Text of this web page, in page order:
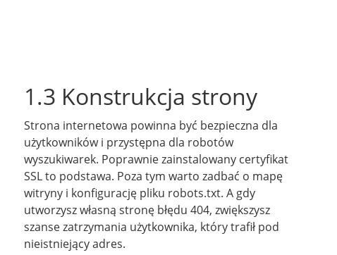
1.3 Konstrukcja strony
Strona internetowa powinna być bezpieczna dla
użytkowników i przystępna dla robotów
wyszukiwarek. Poprawnie zainstalowany certyfikat
SSL to podstawa. Poza tym warto zadbać o mapę
witryny i konfigurację pliku robots.txt. A gdy
utworzysz własną stronę błędu 404, zwiększysz
szanse zatrzymania użytkownika, który trafił pod
nieistniejący adres.